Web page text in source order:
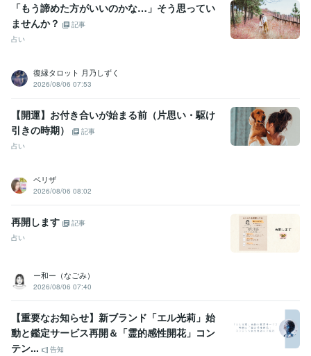
「もう諦めた方がいいのかな…」そう思ってい
ませんか？
記事
占い
復縁タロット 月乃しずく
2026/08/06 07:53
【開運】お付き合いが始まる前（片思い・駆け
引きの時期）
記事
占い
ベリザ
2026/08/06 08:02
再開します
記事
占い
ー和ー（なごみ）
2026/08/06 07:40
【重要なお知らせ】新ブランド「エル光莉」始
動と鑑定サービス再開＆「霊的感性開花」コン
テン...
告知